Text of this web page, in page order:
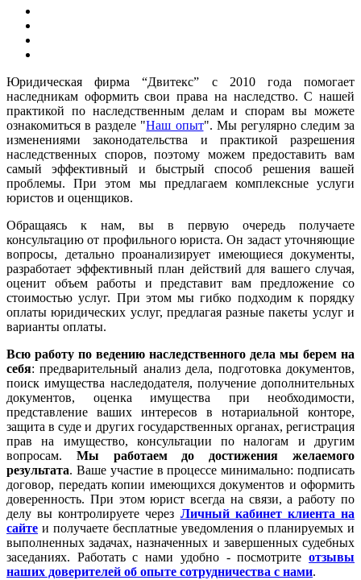
Юридическая фирма “Двитекс” с 2010 года помогает
наследникам оформить свои права на наследство. С нашей
практикой по наследственным делам и спорам вы можете
ознакомиться в разделе "Наш опыт". Мы регулярно следим за
изменениями законодательства и практикой разрешения
наследственных споров, поэтому можем предоставить вам
самый эффективный и быстрый способ решения вашей
проблемы. При этом мы предлагаем комплексные услуги
юристов и оценщиков.
Обращаясь к нам, вы в первую очередь получаете
консультацию от профильного юриста. Он задаст уточняющие
вопросы, детально проанализирует имеющиеся документы,
разработает эффективный план действий для вашего случая,
оценит объем работы и представит вам предложение со
стоимостью услуг. При этом мы гибко подходим к порядку
оплаты юридических услуг, предлагая разные пакеты услуг и
варианты оплаты.
Всю работу по ведению наследственного дела мы берем на
себя: предварительный анализ дела, подготовка документов,
поиск имущества наследодателя, получение дополнительных
документов, оценка имущества при необходимости,
представление ваших интересов в нотариальной конторе,
защита в суде и других государственных органах, регистрация
прав на имущество, консультации по налогам и другим
вопросам. Мы работаем
до достижения желаемого
результата. Ваше участие в процессе минимально: подписать
договор, передать копии имеющихся документов и оформить
доверенность. При этом юрист всегда на связи, а работу по
делу вы контролируете через Личный кабинет клиента на
сайте и получаете бесплатные уведомления о планируемых и
выполненных задачах, назначенных и завершенных судебных
заседаниях. Работать с нами удобно - посмотрите отзывы
наших доверителей об опыте сотрудничества с нами.